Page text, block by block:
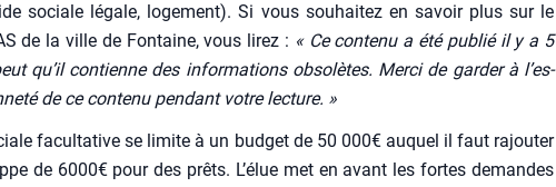
sociale légale, loge­ment). Si vous sou­hai­tez en savoir plus sur le
de la ville de Fon­taine, vous lirez : « Ce conte­nu a été publié il y a 5
qu’il contienne des infor­ma­tions obso­lètes. Mer­ci de gar­der à l’es­
de ce conte­nu pen­dant votre lec­ture. »
facul­ta­tive se limite à un bud­get de 50 000€ auquel il faut rajou­ter
de 6000€ pour des prêts. L’élue met en avant les fortes demandes